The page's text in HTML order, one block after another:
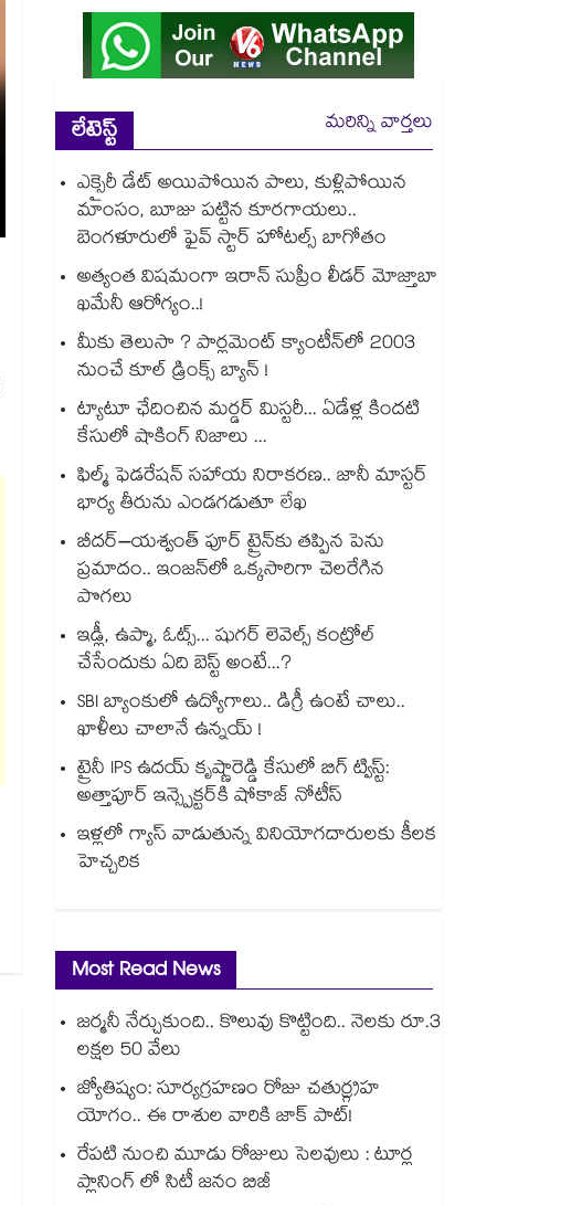
లేటెస్ట్
మరిన్ని వార్తలు
ఎక్సైరీ డేట్ అయిపోయిన పాలు, కుళ్లిపోయిన
మాంసం, బూజు పట్టిన కూరగాయలు..
బెంగళూరులో ఫైవ్ స్టార్ హోటల్స్ బాగోతం
అత్యంత విషమంగా ఇరాన్ సుప్రీం లీడర్ మోజ్తాబా
ఖమేనీ ఆరోగ్యం..!
మీకు తెలుసా ? పార్లమెంట్ క్యాంటీన్⁪లో 2003
నుంచే కూల్ డ్రింక్స్ బ్యాన్ !
ట్యాటూ ఛేదించిన మర్డర్ మిస్టరీ... ఏడేళ్ల కిందటి
కేసులో షాకింగ్ నిజాలు ...
ఫిల్మ్ ఫెడరేషన్ సహాయ నిరాకరణ.. జానీ మాస్టర్
భార్య తీరును ఎండగడుతూ లేఖ
బీదర్–యశ్వంత్ పూర్ ట్రైన్‎కు తప్పిన పెను
ప్రమాదం.. ఇంజన్‎లో ఒక్కసారిగా చెలరేగిన
పొగలు
ఇడ్లీ, ఉప్మా, ఓట్స్... షుగర్ లెవెల్స్ కంట్రోల్
చేసేందుకు ఏది బెస్ట్ అంటే...?
SBI బ్యాంకులో ఉద్యోగాలు.. డిగ్రీ ఉంటే చాలు..
ఖాళీలు చాలానే ఉన్నయ్ !
ట్రైనీ IPS ఉదయ్ కృష్ణారెడ్డి కేసులో బిగ్ ట్విస్ట్:
అత్తాపూర్ ఇన్స్పెక్టర్‎కి షోకాజ్ నోటీస్
ఇళ్లలో గ్యాస్ వాడుతున్న వినియోగదారులకు కీలక
హెచ్చరిక
Most Read News
జర్మనీ నేర్చుకుంది.. కొలువు కొట్టింది.. నెలకు రూ.3
లక్షల 50 వేలు
జ్యోతిష్యం: సూర్యగ్రహణం రోజు చతుర్గ్రహ
యోగం.. ఈ రాశుల వారికి జాక్ పాట్!
రేపటి నుంచి మూడు రోజులు సెలవులు : టూర్ల
ప్లానింగ్ లో సిటీ జనం బిజీ